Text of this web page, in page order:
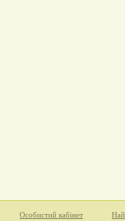
Особистий кабінет